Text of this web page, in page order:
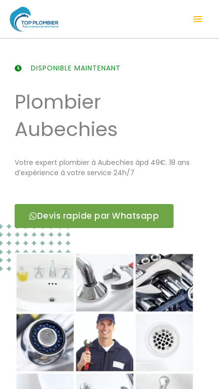
contenu
DISPONIBLE MAINTENANT
Plombier
Aubechies
Votre expert plombier à Aubechies àpd 49€. 18 ans
d’expérience à votre service 24h/7
Devis rapide par Whatsapp